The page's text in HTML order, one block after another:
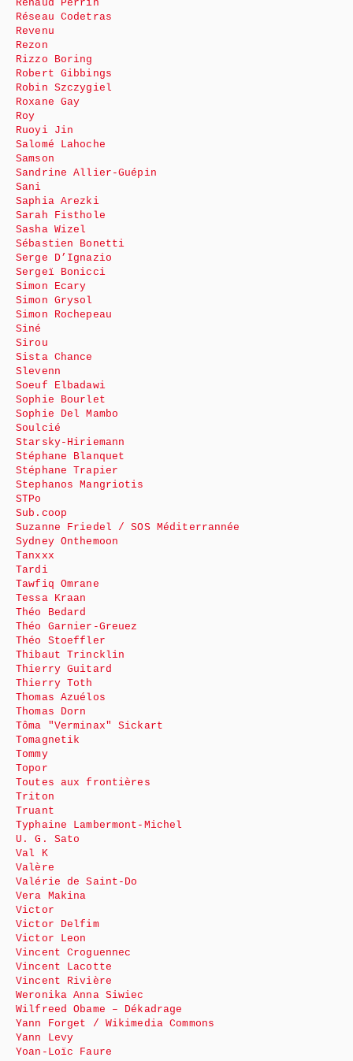
Renaud Perrin
Réseau Codetras
Revenu
Rezon
Rizzo Boring
Robert Gibbings
Robin Szczygiel
Roxane Gay
Roy
Ruoyi Jin
Salomé Lahoche
Samson
Sandrine Allier-Guépin
Sani
Saphia Arezki
Sarah Fisthole
Sasha Wizel
Sébastien Bonetti
Serge D’Ignazio
Sergeï Bonicci
Simon Ecary
Simon Grysol
Simon Rochepeau
Siné
Sirou
Sista Chance
Slevenn
Soeuf Elbadawi
Sophie Bourlet
Sophie Del Mambo
Soulcié
Starsky-Hiriemann
Stéphane Blanquet
Stéphane Trapier
Stephanos Mangriotis
STPo
Sub.coop
Suzanne Friedel / SOS Méditerrannée
Sydney Onthemoon
Tanxxx
Tardi
Tawfiq Omrane
Tessa Kraan
Théo Bedard
Théo Garnier-Greuez
Théo Stoeffler
Thibaut Trincklin
Thierry Guitard
Thierry Toth
Thomas Azuélos
Thomas Dorn
Tôma "Verminax" Sickart
Tomagnetik
Tommy
Topor
Toutes aux frontières
Triton
Truant
Typhaine Lambermont-Michel
U. G. Sato
Val K
Valère
Valérie de Saint-Do
Vera Makina
Victor
Victor Delfim
Victor Leon
Vincent Croguennec
Vincent Lacotte
Vincent Rivière
Weronika Anna Siwiec
Wilfreed Obame – Dékadrage
Yann Forget / Wikimedia Commons
Yann Levy
Yoan-Loïc Faure